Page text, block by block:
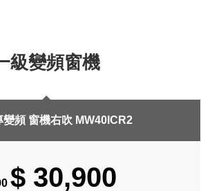
變頻 窗機右吹 MW40ICR2
$ 30,900